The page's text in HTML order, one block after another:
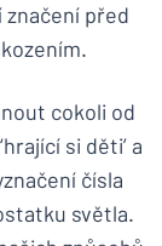
před
cokoli od
si děti’ a
čísla
světla.